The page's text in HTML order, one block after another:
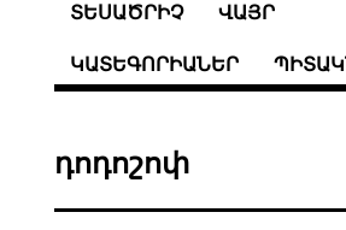
ՏԵՍԱԾՐԻՉ ՎԱՅՐ
ԿԱՏԵԳՈՐԻԱՆԵՐ
դոդոշոփ